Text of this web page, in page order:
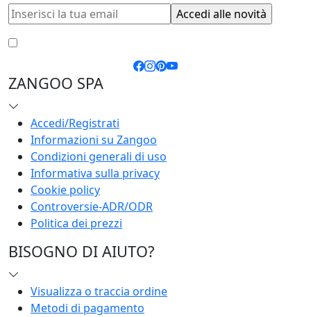
ZANGOO SPA
Accedi/Registrati
Informazioni su Zangoo
Condizioni generali di uso
Informativa sulla privacy
Cookie policy
Controversie-ADR/ODR
Politica dei prezzi
BISOGNO DI AIUTO?
Visualizza o traccia ordine
Metodi di pagamento